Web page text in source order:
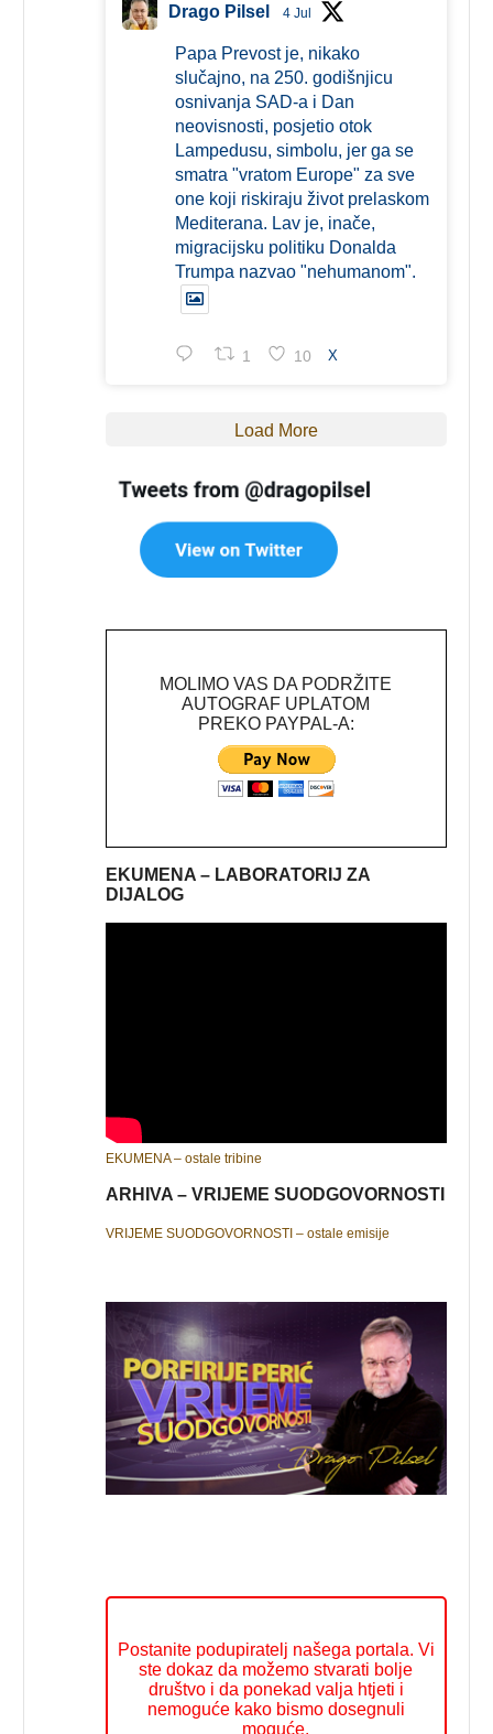
Drago Pilsel 4 Jul
Papa Prevost je, nikako
slučajno, na 250. godišnjicu
osnivanja SAD-a i Dan
neovisnosti, posjetio otok
Lampedusu, simbolu, jer ga se
smatra "vratom Europe" za sve
one koji riskiraju život prelaskom
Mediterana. Lav je, inače,
migracijsku politiku Donalda
Trumpa nazvao "nehumanom".
1 10 X
Load More
MOLIMO VAS DA PODRŽITE
AUTOGRAF UPLATOM
PREKO PAYPAL-A:
EKUMENA – LABORATORIJ ZA
DIJALOG
EKUMENA – ostale tribine
ARHIVA – VRIJEME SUODGOVORNOSTI
VRIJEME SUODGOVORNOSTI – ostale emisije
Postanite podupiratelj našega portala. Vi
ste dokaz da možemo stvarati bolje
društvo i da ponekad valja htjeti i
nemoguće kako bismo dosegnuli
moguće.